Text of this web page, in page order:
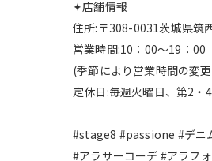
✦店舗情報
住所:〒308-0031茨城県
営業時間:10：00～19：00
(季節により営業時間の変
定休日:毎週火曜日、第2・
#stage8 #passione #デニ
#アラサーコーデ #アラフ